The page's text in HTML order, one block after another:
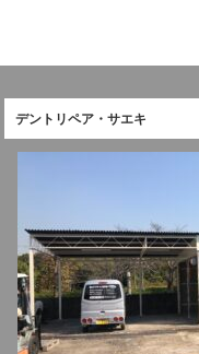
デントリペア・サエキ